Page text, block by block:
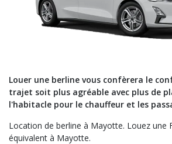
Louer une berline vous confèrera le
trajet soit plus agréable avec plus de
l'habitacle pour le chauffeur et les
Location de berline à Mayotte. Louez une
équivalent à Mayotte.